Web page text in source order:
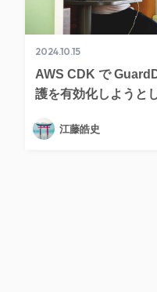
2024.10.15
AWS CDK で
護を有効化しようと
江藤皓史